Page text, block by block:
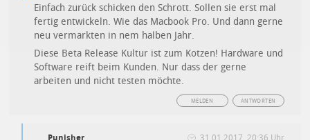
Einfach zurück schicken den Schrott. Sollen sie erst mal
fertig entwickeln. Wie das Macbook Pro. Und dann gerne
neu vermarkten in nem halben Jahr.
Diese Beta Release Kultur ist zum Kotzen! Hardware und
Software reift beim Kunden. Nur dass der gerne
arbeiten und nicht testen möchte.
ANTWORTEN
MELDEN
Punisher 31.01.2017, 20:36 Uhr